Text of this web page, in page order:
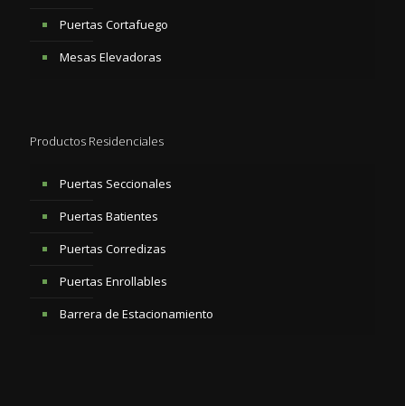
Puertas Cortafuego
Mesas Elevadoras
Productos Residenciales
Puertas Seccionales
Puertas Batientes
Puertas Corredizas
Puertas Enrollables
Barrera de Estacionamiento